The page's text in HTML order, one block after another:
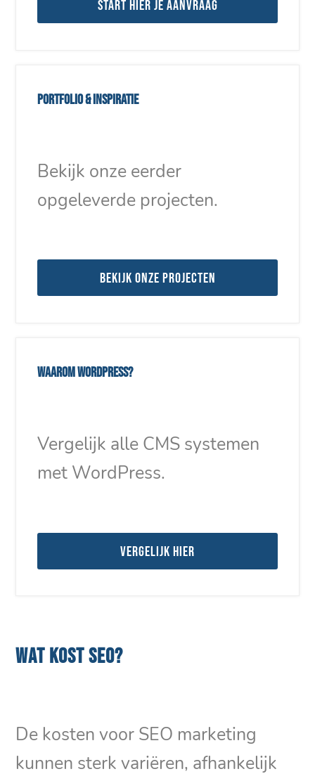
Start hier je aanvraag
Portfolio & inspiratie
Bekijk onze eerder
opgeleverde projecten.
Bekijk onze projecten
Waarom WordPress?
Vergelijk alle CMS systemen
met WordPress.
Vergelijk hier
WAT KOST SEO?
De kosten voor SEO marketing
kunnen sterk variëren, afhankelijk